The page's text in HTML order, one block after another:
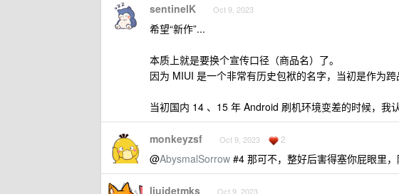
sentinelK Oct 9, 2023
希望“新作”...
本质上就是要换个宣传口径（商品名）了。
因为 MIUI 是一个非常有历史包袱的名字，当初是作为
当初国内 14 、15 年 Android 刷机环境变差的时候，我
monkeyzsf Oct 9, 2023 2
@AbysmalSorrow #4 那可不，整好后害得塞你屁眼里
liuidetmks Oct 9, 2023